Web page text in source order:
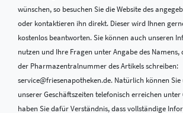
wünschen, so besuchen Sie die Website des
oder kontaktieren ihn direkt. Dieser wird Ihnen
kostenlos beantworten. Sie können auch unseren
nutzen und Ihre Fragen unter Angabe des Namens,
der Pharmazentralnummer des Artikels schreiben:
service@friesenapotheken.de. Natürlich können
unserer Geschäftszeiten telefonisch erreichen unter
haben Sie dafür Verständnis, dass vollständige